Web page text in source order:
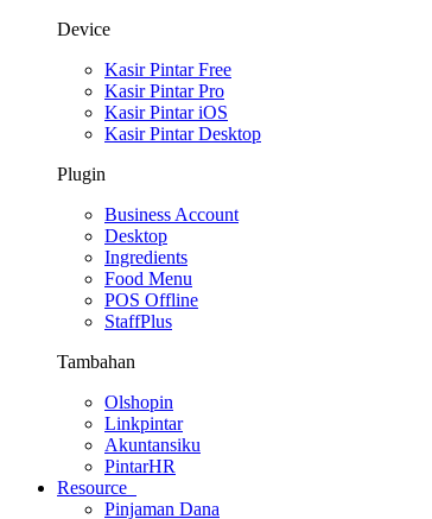
Device
Kasir Pintar Free
Kasir Pintar Pro
Kasir Pintar iOS
Kasir Pintar Desktop
Plugin
Business Account
Desktop
Ingredients
Food Menu
POS Offline
StaffPlus
Tambahan
Olshopin
Linkpintar
Akuntansiku
PintarHR
Resource
Pinjaman Dana